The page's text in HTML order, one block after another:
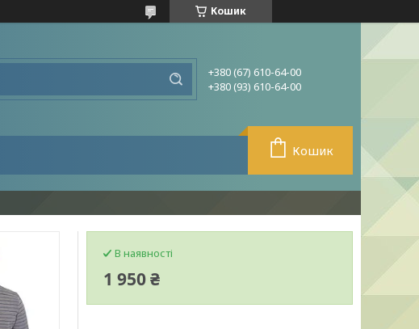
Кошик
+380 (67) 610-64-00
+380 (93) 610-64-00
Кошик
В наявності
1 950 ₴